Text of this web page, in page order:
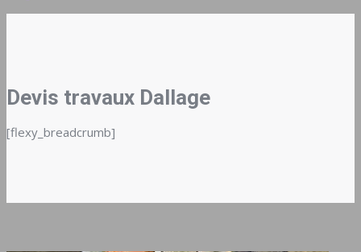
Devis travaux Dallage
[flexy_breadcrumb]